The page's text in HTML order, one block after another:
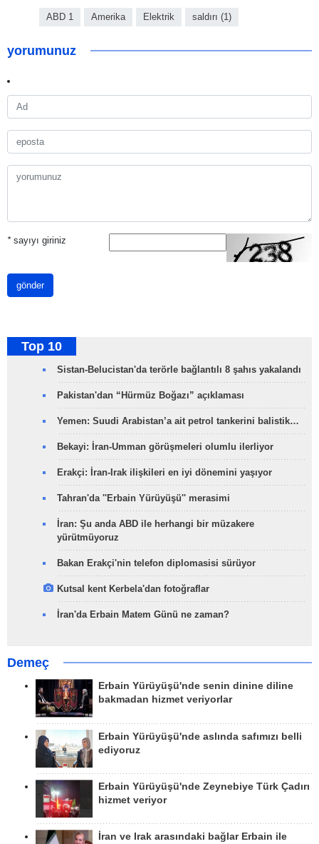
ABD 1 Amerika Elektrik saldırı (1)
yorumunuz
*sayıyı giriniz
gönder
Top 10
Sistan-Belucistan'da terörle bağlantılı 8 şahıs yakalandı
Pakistan'dan “Hürmüz Boğazı” açıklaması
Yemen: Suudi Arabistan’a ait petrol tankerini balistik…
Bekayi: İran-Umman görüşmeleri olumlu ilerliyor
Erakçi: İran-Irak ilişkileri en iyi dönemini yaşıyor
Tahran'da ''Erbain Yürüyüşü'' merasimi
İran: Şu anda ABD ile herhangi bir müzakere
yürütmüyoruz
Bakan Erakçi'nin telefon diplomasisi sürüyor
Kutsal kent Kerbela'dan fotoğraflar
İran'da Erbain Matem Günü ne zaman?
Demeç
Erbain Yürüyüşü'nde senin dinine diline
bakmadan hizmet veriyorlar
Erbain Yürüyüşü'nde aslında safımızı belli
ediyoruz
Erbain Yürüyüşü'nde Zeynebiye Türk Çadırı
hizmet veriyor
İran ve Irak arasındaki bağlar Erbain ile